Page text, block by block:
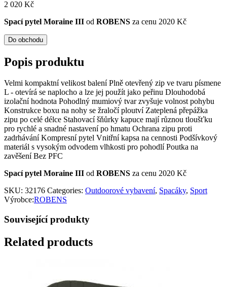
2 020 Kč
Spací pytel Moraine III od ROBENS za cenu 2020 Kč
Do obchodu
Popis produktu
Velmi kompaktní velikost balení Plně otevřený zip ve tvaru písmene
L - otevírá se naplocho a lze jej použít jako peřinu Dlouhodobá
izolační hodnota Pohodlný mumiový tvar zvyšuje volnost pohybu
Konstrukce boxu na nohy se žraločí ploutví Zateplená přepážka
zipu po celé délce Stahovací šňůrky kapuce mají různou tloušťku
pro rychlé a snadné nastavení po hmatu Ochrana zipu proti
zadrhávání Kompresní pytel Vnitřní kapsa na cennosti Podšívkový
materiál s vysokým odvodem vlhkosti pro pohodlí Poutka na
zavěšení Bez PFC
Spací pytel Moraine III od ROBENS za cenu 2020 Kč
SKU: 32176 Categories: Outdoorové vybavení, Spacáky, Sport
Výrobce:ROBENS
Související produkty
Related products